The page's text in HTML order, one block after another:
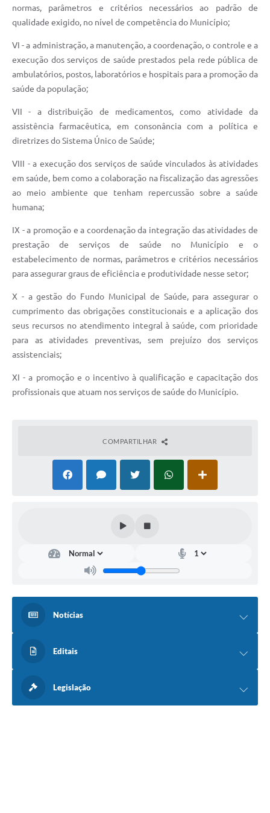
normas, parâmetros e critérios necessários ao padrão de
qualidade exigido, no nível de competência do Município;
VI - a administração, a manutenção, a coordenação, o controle e a
execução dos serviços de saúde prestados pela rede pública de
ambulatórios, postos, laboratórios e hospitais para a promoção da
saúde da população;
VII - a distribuição de medicamentos, como atividade da
assistência farmacêutica, em consonância com a política e
diretrizes do Sistema Único de Saúde;
VIII - a execução dos serviços de saúde vinculados às atividades
em saúde, bem como a colaboração na fiscalização das agressões
ao meio ambiente que tenham repercussão sobre a saúde
humana;
IX - a promoção e a coordenação da integração das atividades de
prestação de serviços de saúde no Município e o
estabelecimento de normas, parâmetros e critérios necessários
para assegurar graus de eficiência e produtividade nesse setor;
X - a gestão do Fundo Municipal de Saúde, para assegurar o
cumprimento das obrigações constitucionais e a aplicação dos
seus recursos no atendimento integral à saúde, com prioridade
para as atividades preventivas, sem prejuízo dos serviços
assistenciais;
XI - a promoção e o incentivo à qualificação e capacitação dos
profissionais que atuam nos serviços de saúde do Município.
COMPARTILHAR
Notícias
Editais
Legislação